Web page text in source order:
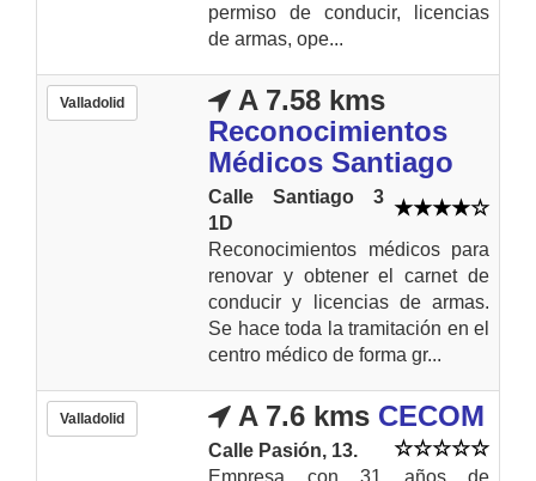
permiso de conducir, licencias
de armas, ope...
Valladolid
A 7.58 kms
Reconocimientos
Médicos Santiago
Calle Santiago 3
1D
Reconocimientos médicos para
renovar y obtener el carnet de
conducir y licencias de armas.
Se hace toda la tramitación en el
centro médico de forma gr...
Valladolid A 7.6 kms CECOM
Calle Pasión, 13.
Empresa con 31 años de